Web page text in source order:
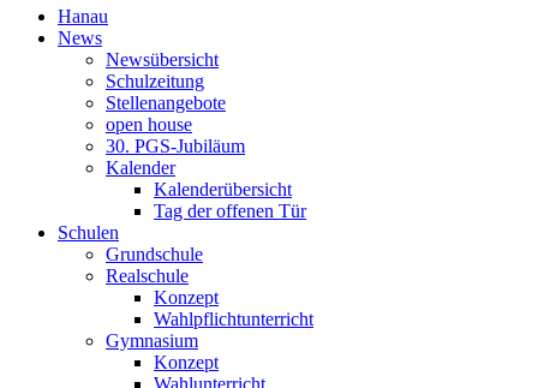
Hanau
News
Newsübersicht
Schulzeitung
Stellenangebote
open house
30. PGS-Jubiläum
Kalender
Kalenderübersicht
Tag der offenen Tür
Schulen
Grundschule
Realschule
Konzept
Wahlpflichtunterricht
Gymnasium
Konzept
Wahlunterricht